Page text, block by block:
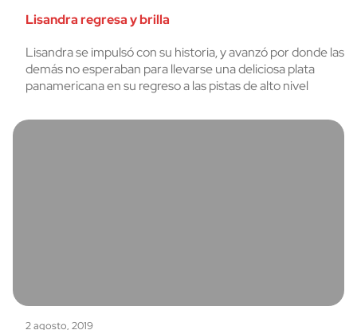
Lisandra regresa y brilla
Lisandra se impulsó con su historia, y avanzó por donde las
demás no esperaban para llevarse una deliciosa plata
panamericana en su regreso a las pistas de alto nivel
2 agosto, 2019